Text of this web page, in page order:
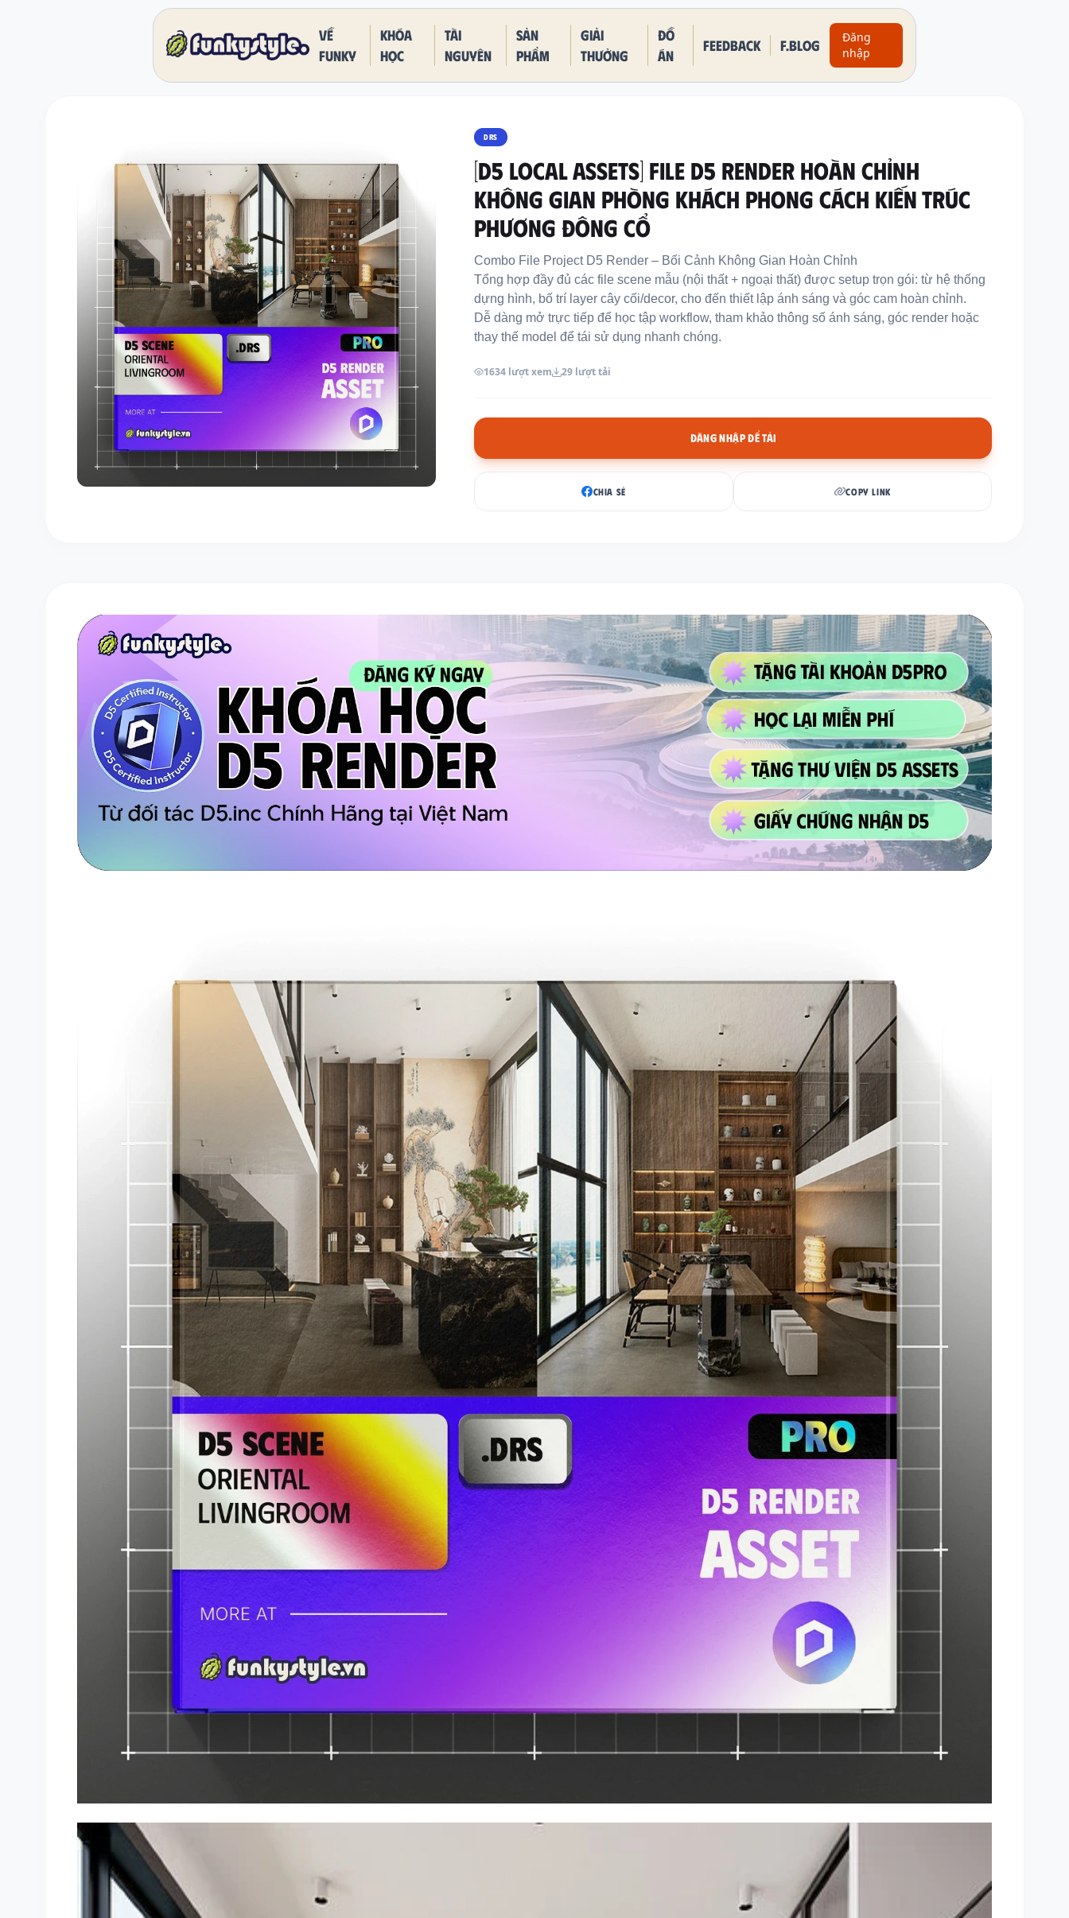
Về
funky
Khóa
học
Tài
nguyên
Sản
phẩm
Giải
thưởng
Đồ
án
Feedback F.BLOG
Đăng
nhập
DRS
[D5 LOCAL ASSETS] FILE D5 RENDER HOÀN CHỈNH
KHÔNG GIAN PHÒNG KHÁCH PHONG CÁCH KIẾN TRÚC
PHƯƠNG ĐÔNG CỔ
Combo File Project D5 Render – Bối Cảnh Không Gian Hoàn Chỉnh
Tổng hợp đầy đủ các file scene mẫu (nội thất + ngoại thất) được setup trọn gói: từ hệ thống
dựng hình, bố trí layer cây cối/decor, cho đến thiết lập ánh sáng và góc cam hoàn chỉnh.
Dễ dàng mở trực tiếp để học tập workflow, tham khảo thông số ánh sáng, góc render hoặc
thay thế model để tái sử dụng nhanh chóng.
1634 lượt xem 29 lượt tải
ĐĂNG NHẬP ĐỂ TẢI
CHIA SẺ COPY LINK